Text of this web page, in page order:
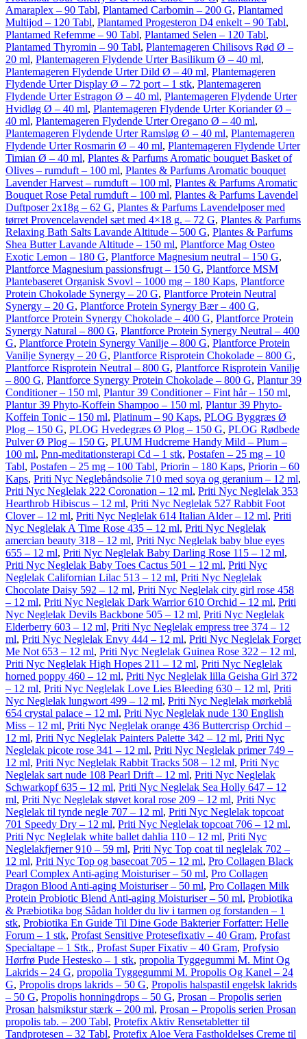
Amaraplex – 90 Tabl, Plantamed Carbomin – 200 G, Plantamed
Multijod – 120 Tabl, Plantamed Progesteron D4 enkelt – 90 Tabl,
Plantamed Refemme – 90 Tabl, Plantamed Selen – 120 Tabl,
Plantamed Thyromin – 90 Tabl, Plantemageren Chilisovs Rød Ø –
20 ml, Plantemageren Flydende Urter Basilikum Ø – 40 ml,
Plantemageren Flydende Urter Dild Ø – 40 ml, Plantemageren
Flydende Urter Display Ø – 72 port – 1 stk, Plantemageren
Flydende Urter Estragon Ø – 40 ml, Plantemageren Flydende Urter
Hvidløg Ø – 40 ml, Plantemageren Flydende Urter Koriander Ø –
40 ml, Plantemageren Flydende Urter Oregano Ø – 40 ml,
Plantemageren Flydende Urter Ramsløg Ø – 40 ml, Plantemageren
Flydende Urter Rosmarin Ø – 40 ml, Plantemageren Flydende Urter
Timian Ø – 40 ml, Plantes & Parfums Aromatic bouquet Basket of
Olives – rumduft – 100 ml, Plantes & Parfums Aromatic bouquet
Lavender Harvest – rumduft – 100 ml, Plantes & Parfums Aromatic
Bouquet Rose Petal rumduft – 100 ml, Plantes & Parfums Lavendel
Duftposer 2x18g – 62 G, Plantes & Parfums Lavendelposer med
tørret Provencelavendel sæt med 4×18 g. – 72 G, Plantes & Parfums
Relaxing Bath Salts Lavande Altitude – 500 G, Plantes & Parfums
Shea Butter Lavande Altitude – 150 ml, Plantforce Mag Osteo
Exotic Lemon – 180 G, Plantforce Magnesium neutral – 150 G,
Plantforce Magnesium passionsfrugt – 150 G, Plantforce MSM
Plantebaseret Organisk Svovl – 1000 mg – 180 Kaps, Plantforce
Protein Chokolade Synergy – 20 G, Plantforce Protein Neutral
Synergy – 20 G, Plantforce Protein Synergy Bær – 400 G,
Plantforce Protein Synergy Chokolade – 400 G, Plantforce Protein
Synergy Natural – 800 G, Plantforce Protein Synergy Neutral – 400
G, Plantforce Protein Synergy Vanilje – 800 G, Plantforce Protein
Vanilje Synergy – 20 G, Plantforce Risprotein Chokolade – 800 G,
Plantforce Risprotein Neutral – 800 G, Plantforce Risprotein Vanilje
– 800 G, Plantforce Synergy Protein Chokolade – 800 G, Plantur 39
Conditioner – 150 ml, Plantur 39 Conditioner – Fint hår – 150 ml,
Plantur 39 Phyto-Koffein Shampoo – 150 ml, Plantur 39 Phyto-
Koffein Tonic – 150 ml, Platinum – 90 Kaps, PLOG Byggræs Ø
Plog – 150 G, PLOG Hvedegræs Ø Plog – 150 G, PLOG Rødbede
Pulver Ø Plog – 150 G, PLUM Hudcreme Handy Mild – Plum –
100 ml, Pnn-meditationsterapi Cd – 1 stk, Postafen – 25 mg – 10
Tabl, Postafen – 25 mg – 100 Tabl, Priorin – 180 Kaps, Priorin – 60
Kaps, Priti Nyc Neglebåndsolie 710 med soya og geranium – 12 ml,
Priti Nyc Neglelak 222 Coronation – 12 ml, Priti Nyc Neglelak 353
Hearthrob Hibiscus – 12 ml, Priti Nyc Neglelak 527 Rabbit Foot
Clover – 12 ml, Priti Nyc Neglelak 614 Italian Alder – 12 ml, Priti
Nyc Neglelak A Time Rose 435 – 12 ml, Priti Nyc Neglelak
amercian beauty 318 – 12 ml, Priti Nyc Neglelak baby blue eyes
655 – 12 ml, Priti Nyc Neglelak Baby Darling Rose 115 – 12 ml,
Priti Nyc Neglelak Baby Toes Cactus 501 – 12 ml, Priti Nyc
Neglelak Californian Lilac 513 – 12 ml, Priti Nyc Neglelak
Chocolate Daisy 592 – 12 ml, Priti Nyc Neglelak city girl rose 458
– 12 ml, Priti Nyc Neglelak Dark Warrior 610 Orchid – 12 ml, Priti
Nyc Neglelak Devils Backbone 505 – 12 ml, Priti Nyc Neglelak
Elderberry 603 – 12 ml, Priti Nyc Neglelak empress tree 374 – 12
ml, Priti Nyc Neglelak Envy 444 – 12 ml, Priti Nyc Neglelak Forget
Me Not 653 – 12 ml, Priti Nyc Neglelak Guinea Rose 322 – 12 ml,
Priti Nyc Neglelak High Hopes 211 – 12 ml, Priti Nyc Neglelak
horned poppy 460 – 12 ml, Priti Nyc Neglelak lilla Geisha Girl 372
– 12 ml, Priti Nyc Neglelak Love Lies Bleeding 630 – 12 ml, Priti
Nyc Neglelak lungwort 499 – 12 ml, Priti Nyc Neglelak mørkeblå
654 crystal palace – 12 ml, Priti Nyc Neglelak nude 130 English
Miss – 12 ml, Priti Nyc Neglelak orange 436 Buttercrisp Orchid –
12 ml, Priti Nyc Neglelak Painters Palette 342 – 12 ml, Priti Nyc
Neglelak picote rose 341 – 12 ml, Priti Nyc Neglelak primer 749 –
12 ml, Priti Nyc Neglelak Rabbit Tracks 508 – 12 ml, Priti Nyc
Neglelak sart nude 108 Pearl Drift – 12 ml, Priti Nyc Neglelak
Schwarkopf 635 – 12 ml, Priti Nyc Neglelak Sea Holly 647 – 12
ml, Priti Nyc Neglelak støvet koral rose 209 – 12 ml, Priti Nyc
Neglelak til tynde negle 707 – 12 ml, Priti Nyc Neglelak topcoat
701 Speedy Dry – 12 ml, Priti Nyc Neglelak topcoat 706 – 12 ml,
Priti Nyc Neglelak white ballet dahlia 110 – 12 ml, Priti Nyc
Neglelakfjerner 910 – 59 ml, Priti Nyc Top coat til neglelak 702 –
12 ml, Priti Nyc Top og basecoat 705 – 12 ml, Pro Collagen Black
Pearl Complex Anti-aging Moisturiser – 50 ml, Pro Collagen
Dragon Blood Anti-aging Moisturiser – 50 ml, Pro Collagen Milk
Protein Probiotic Blend Anti-aging Moisturiser – 50 ml, Probiotika
& Præbiotika bog Sådan holder du liv i tarmen og forstanden – 1
stk, Probiotika En Guide Til Dine Gode Bakterier Forfatter: Helle
Forum – 1 stk, Profast Sensitive Protesefixativ – 40 Gram, Profast
Specialtape – 1 Stk., Profast Super Fixativ – 40 Gram, Profysio
Hørfrø Pude Hestesko – 1 stk, propolia Tyggegummi M. Mint Og
Lakrids – 24 G, propolia Tyggegummi M. Propolis Og Kanel – 24
G, Propolis drops lakrids – 50 G, Propolis halspastil engelsk lakrids
– 50 G, Propolis honningdrops – 50 G, Prosan – Propolis serien
Prosan halsmikstur stærk – 200 ml, Prosan – Propolis serien Prosan
propolis tab. – 200 Tabl, Protefix Aktiv Rensetabletter til
Tandprotesen – 32 Tabl, Protefix Aloe Vera Fastholdelses Creme til